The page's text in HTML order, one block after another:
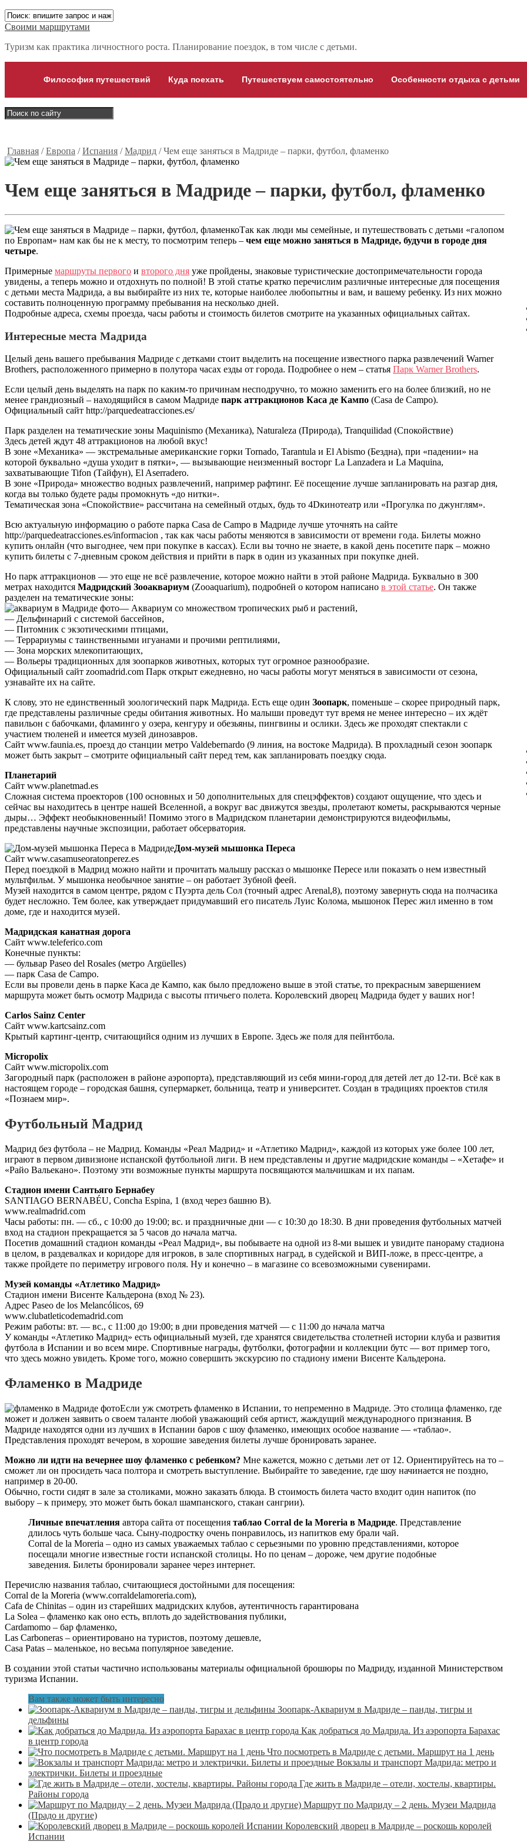
Своими маршрутами
Туризм как практика личностного роста. Планирование поездок, в том числе с детьми.
Философия путешествий Куда поехать Путешествуем самостоятельно Особенности отдыха с детьми
Главная /Европа /Испания /Мадрид /Чем еще заняться в Мадриде – парки, футбол, фламенко
Чем еще заняться в Мадриде – парки, футбол, фламенко
Так как люди мы семейные, и путешествовать с детьми «галопом
по Европам» нам как бы не к месту, то посмотрим теперь – чем еще можно заняться в Мадриде, будучи в городе дня
четыре.
Примерные маршруты первого и второго дня уже пройдены, знаковые туристические достопримечательности города
увидены, а теперь можно и отдохнуть по полной! В этой статье кратко перечислим различные интересные для посещения
с детьми места Мадрида, а вы выбирайте из них те, которые наиболее любопытны и вам, и вашему ребенку. Из них можно
составить полноценную программу пребывания на несколько дней.
Подробные адреса, схемы проезда, часы работы и стоимость билетов смотрите на указанных официальных сайтах.
Интересные места Мадрида
Целый день вашего пребывания Мадриде с детками стоит выделить на посещение известного парка развлечений Warner
Brothers, расположенного примерно в полутора часах езды от города. Подробнее о нем – статья Парк Warner Brothers.
Если целый день выделять на парк по каким-то причинам несподручно, то можно заменить его на более близкий, но не
менее грандиозный – находящийся в самом Мадриде парк аттракционов Каса де Кампо (Casa de Campo).
Официальный сайт http://parquedeatracciones.es/
Парк разделен на тематические зоны Maquinismo (Механика), Naturaleza (Природа), Tranquilidad (Спокойствие)
Здесь детей ждут 48 аттракционов на любой вкус!
В зоне «Механика» — экстремальные американские горки Tornado, Tarantula и El Abismo (Бездна), при «падении» на
которой буквально «душа уходит в пятки», — вызывающие неизменный восторг La Lanzadera и La Maquina,
захватывающие Tifon (Тайфун), El Aserradero.
В зоне «Природа» множество водных развлечений, например рафтинг. Её посещение лучше запланировать на разгар дня,
когда вы только будете рады промокнуть «до нитки».
Тематическая зона «Спокойствие» рассчитана на семейный отдых, будь то 4Dкинотеатр или «Прогулка по джунглям».
Всю актуальную информацию о работе парка Casa de Campo в Мадриде лучше уточнять на сайте
http://parquedeatracciones.es/informacion , так как часы работы меняются в зависимости от времени года. Билеты можно
купить онлайн (что выгоднее, чем при покупке в кассах). Если вы точно не знаете, в какой день посетите парк – можно
купить билеты с 7-дневным сроком действия и прийти в парк в один из указанных при покупке дней.
Но парк аттракционов — это еще не всё развлечение, которое можно найти в этой районе Мадрида. Буквально в 300
метрах находится Мадридский Зооаквариум (Zooaquarium), подробней о котором написано в этой статье. Он также
разделен на тематические зоны:
— Аквариум со множеством тропических рыб и растений,
— Дельфинарий с системой бассейнов,
— Питомник с экзотическими птицами,
— Террариумы с таинственными игуанами и прочими рептилиями,
— Зона морских млекопитающих,
— Вольеры традиционных для зоопарков животных, которых тут огромное разнообразие.
Официальный сайт zoomadrid.com Парк открыт ежедневно, но часы работы могут меняться в зависимости от сезона,
узнавайте их на сайте.
К слову, это не единственный зоологический парк Мадрида. Есть еще один Зоопарк, поменьше – скорее природный парк,
где представлены различные среды обитания животных. Но малыши проведут тут время не менее интересно – их ждёт
павильон с бабочками, фламинго у озера, кенгуру и обезьяны, пингвины и ослики. Здесь же проходят спектакли с
участием тюленей и имеется музей динозавров.
Сайт www.faunia.es, проезд до станции метро Valdebernardo (9 линия, на востоке Мадрида). В прохладный сезон зоопарк
может быть закрыт – смотрите официальный сайт перед тем, как запланировать поездку сюда.
Планетарий
Сайт www.planetmad.es
Сложная система проекторов (100 основных и 50 дополнительных для спецэффектов) создают ощущение, что здесь и
сейчас вы находитесь в центре нашей Вселенной, а вокруг вас движутся звезды, пролетают кометы, раскрываются черные
дыры… Эффект необыкновенный! Помимо этого в Мадридском планетарии демонстрируются видеофильмы,
представлены научные экспозиции, работает обсерватория.
Дом-музей мышонка Переса
Сайт www.casamuseoratonperez.es
Перед поездкой в Мадрид можно найти и прочитать малышу рассказ о мышонке Пересе или показать о нем известный
мультфильм. У мышонка необычное занятие – он работает Зубной феей.
Музей находится в самом центре, рядом с Пуэрта дель Сол (точный адрес Arenal,8), поэтому завернуть сюда на полчасика
будет несложно. Тем более, как утверждает придумавший его писатель Луис Колома, мышонок Перес жил именно в том
доме, где и находится музей.
Мадридская канатная дорога
Сайт www.teleferico.com
Конечные пункты:
— бульвар Paseo del Rosales (метро Argüelles)
— парк Casa de Campo.
Если вы провели день в парке Каса де Кампо, как было предложено выше в этой статье, то прекрасным завершением
маршрута может быть осмотр Мадрида с высоты птичьего полета. Королевский дворец Мадрида будет у ваших ног!
Carlos Sainz Center
Сайт www.kartcsainz.com
Крытый картинг-центр, считающийся одним из лучших в Европе. Здесь же поля для пейнтбола.
Micropolix
Сайт www.micropolix.com
Загородный парк (расположен в районе аэропорта), представляющий из себя мини-город для детей лет до 12-ти. Всё как в
настоящем городе – городская башня, супермаркет, больница, театр и университет. Создан в традициях проектов стиля
«Познаем мир».
Футбольный Мадрид
Мадрид без футбола – не Мадрид. Команды «Реал Мадрид» и «Атлетико Мадрид», каждой из которых уже более 100 лет,
играют в первом дивизионе испанской футбольной лиги. В нем представлены и другие мадридские команды – «Хетафе» и
«Райо Вальекано». Поэтому эти возможные пункты маршрута посвящаются мальчишкам и их папам.
Стадион имени Сантьяго Бернабеу
SANTIAGO BERNABÉU, Concha Espina, 1 (вход через башню B).
www.realmadrid.com
Часы работы: пн. — сб., с 10:00 до 19:00; вс. и праздничные дни — с 10:30 до 18:30. В дни проведения футбольных матчей
вход на стадион прекращается за 5 часов до начала матча.
Посетив домашний стадион команды «Реал Мадрид», вы побываете на одной из 8-ми вышек и увидите панораму стадиона
в целом, в раздевалках и коридоре для игроков, в зале спортивных наград, в судейской и ВИП-ложе, в пресс-центре, а
также пройдете по периметру игрового поля. Ну и конечно – в магазине со всевозможными сувенирами.
Музей команды «Атлетико Мадрид»
Стадион имени Висенте Кальдерона (вход № 23).
Адрес Paseo de los Melancólicos, 69
www.clubatleticodemadrid.com
Режим работы: вт. — вс., с 11:00 до 19:00; в дни проведения матчей — с 11:00 до начала матча
У команды «Атлетико Мадрид» есть официальный музей, где хранятся свидетельства столетней истории клуба и развития
футбола в Испании и во всем мире. Спортивные награды, футболки, фотографии и коллекции бутс — вот пример того,
что здесь можно увидеть. Кроме того, можно совершить экскурсию по стадиону имени Висенте Кальдерона.
Фламенко в Мадриде
Если уж смотреть фламенко в Испании, то непременно в Мадриде. Это столица фламенко, где
может и должен заявить о своем таланте любой уважающий себя артист, жаждущий международного признания. В
Мадриде находятся одни из лучших в Испании баров с шоу фламенко, имеющих особое название — «таблао».
Представления проходят вечером, в хорошие заведения билеты лучше бронировать заранее.
Можно ли идти на вечернее шоу фламенко с ребенком? Мне кажется, можно с детьми лет от 12. Ориентируйтесь на то –
сможет ли он просидеть часа полтора и смотреть выступление. Выбирайте то заведение, где шоу начинается не поздно,
например в 20-00.
Обычно, гости сидят в зале за столиками, можно заказать блюда. В стоимость билета часто входит один напиток (по
выбору – к примеру, это может быть бокал шампанского, стакан сангрии).
Личные впечатления автора сайта от посещения таблао Corral de la Moreria в Мадриде. Представление
длилось чуть больше часа. Сыну-подростку очень понравилось, из напитков ему брали чай.
Corral de la Moreria – одно из самых уважаемых таблао с серьезными по уровню представлениями, которое
посещали многие известные гости испанской столицы. Но по ценам – дороже, чем другие подобные
заведения. Билеты бронировали заранее через интернет.
Перечислю названия таблао, считающиеся достойными для посещения:
Corral de la Moreria (www.corraldelamoreria.com),
Cafa de Chinitas – один из старейших мадридских клубов, аутентичность гарантирована
La Solea – фламенко как оно есть, вплоть до задействования публики,
Cardamomo – бар фламенко,
Las Carboneras – ориентировано на туристов, поэтому дешевле,
Casa Patas – маленькое, но весьма популярное заведение.
В создании этой статьи частично использованы материалы официальной брошюры по Мадриду, изданной Министерством
туризма Испании.
Вам также может быть интересно
Зоопарк-Аквариум в Мадриде – панды, тигры и
дельфины
Как добраться до Мадрида. Из аэропорта Барахас
в центр города
Что посмотреть в Мадриде с детьми. Маршрут на 1 день
Вокзалы и транспорт Мадрида: метро и
электрички. Билеты и проездные
Где жить в Мадриде – отели, хостелы, квартиры.
Районы города
Маршрут по Мадриду – 2 день. Музеи Мадрида
(Прадо и другие)
Королевский дворец в Мадриде – роскошь королей
Испании